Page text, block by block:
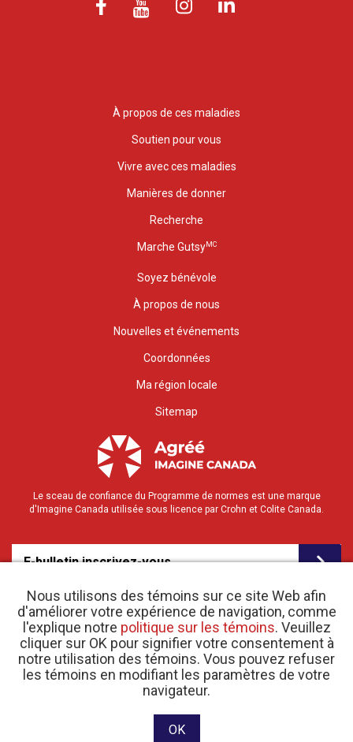
Nous utilisons des témoins sur ce site Web afin
d'améliorer votre expérience de navigation, comme
l'explique notre politique sur les témoins. Veuillez
cliquer sur OK pour signifier votre consentement à
notre utilisation des témoins. Vous pouvez refuser
les témoins en modifiant les paramètres de votre
navigateur.
OK
À propos de ces maladies
Soutien pour vous
Vivre avec ces maladies
Manières de donner
Recherche
Marche GutsyMC
Soyez bénévole
À propos de nous
Nouvelles et événements
Coordonnées
Ma région locale
Sitemap
Le sceau de confiance du Programme de normes est une marque
d'Imagine Canada utilisée sous licence par Crohn et Colite Canada.
E-bulletin inscrivez-vous
© 2026 Crohn et Colite Canada |Politique de confidentialité
d’organisme de bienfaisance 11883 1486 RR 0001
Site web conçu et développé par raisin Software.